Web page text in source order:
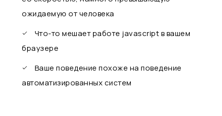
ожидаемую от человека
Что-то мешает работе javascript в вашем
браузере
Ваше поведение похоже на поведение
автоматизированных систем